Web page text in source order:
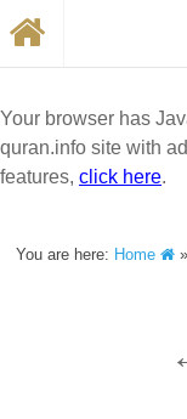
Your browser has
quran.info site with
features, click here.
You are here: Home